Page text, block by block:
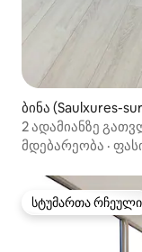
ბინა (Saulxures-
2 ადამიანზე
მდებარეობა ·
სტუმართა რჩეული
სტუმართა რჩეული